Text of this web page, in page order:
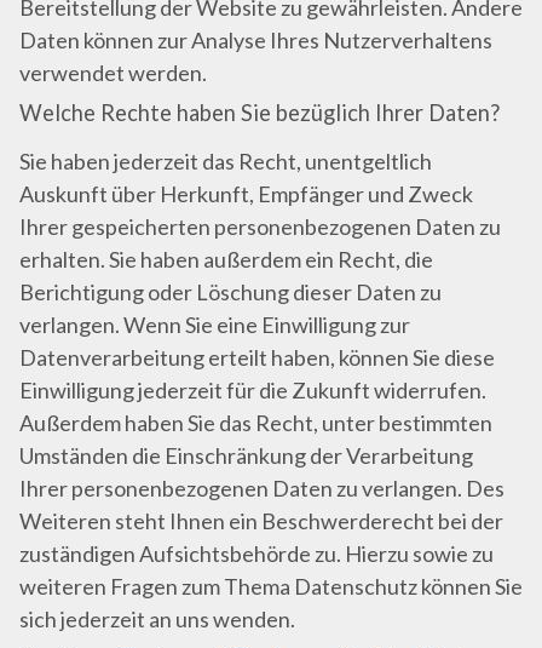
Bereitstellung der Website zu gewährleisten. Andere
Daten können zur Analyse Ihres Nutzerverhaltens
verwendet werden.
Welche Rechte haben Sie bezüglich Ihrer Daten?
Sie haben jederzeit das Recht, unentgeltlich
Auskunft über Herkunft, Empfänger und Zweck
Ihrer gespeicherten personenbezogenen Daten zu
erhalten. Sie haben außerdem ein Recht, die
Berichtigung oder Löschung dieser Daten zu
verlangen. Wenn Sie eine Einwilligung zur
Datenverarbeitung erteilt haben, können Sie diese
Einwilligung jederzeit für die Zukunft widerrufen.
Außerdem haben Sie das Recht, unter bestimmten
Umständen die Einschränkung der Verarbeitung
Ihrer personenbezogenen Daten zu verlangen. Des
Weiteren steht Ihnen ein Beschwerderecht bei der
zuständigen Aufsichtsbehörde zu. Hierzu sowie zu
weiteren Fragen zum Thema Datenschutz können Sie
sich jederzeit an uns wenden.